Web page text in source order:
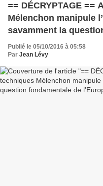
== DÉCRYPTAGE ==
Mélenchon manipule
savamment la
l’Europe dans la
Publié le 05/10/2016 à 05:58
Par Jean Lévy